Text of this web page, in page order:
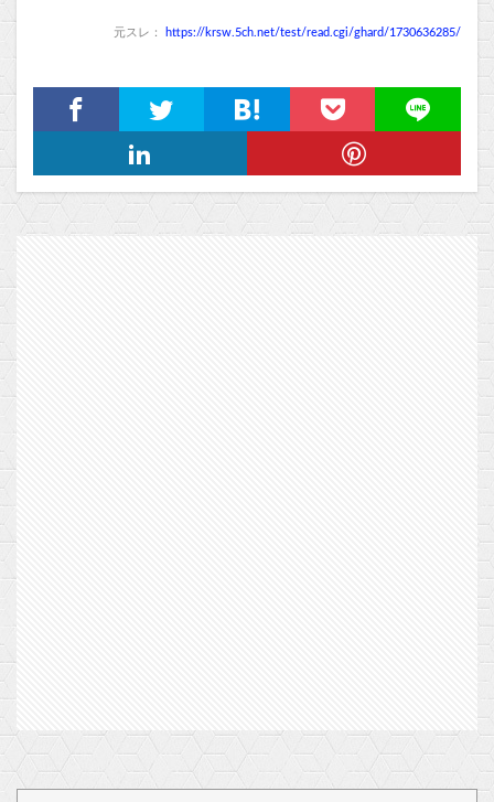
元スレ： https://krsw.5ch.net/test/read.cgi/ghard/1730636285/